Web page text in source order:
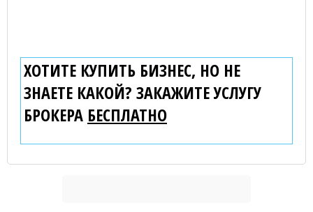
ХОТИТЕ КУПИТЬ БИЗНЕС, НО НЕ
ЗНАЕТЕ КАКОЙ? ЗАКАЖИТЕ УСЛУГУ
БРОКЕРА БЕСПЛАТНО